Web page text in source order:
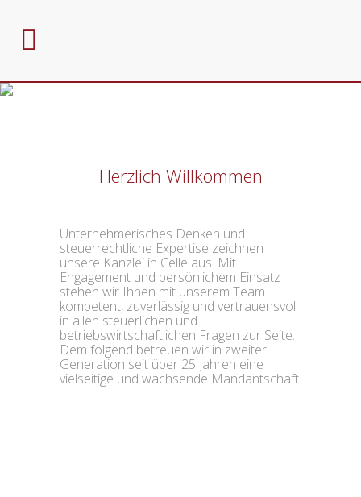
Herzlich Willkommen
Unternehmerisches Denken und
steuerrechtliche Expertise zeichnen
unsere Kanzlei in Celle aus. Mit
Engagement und persönlichem Einsatz
stehen wir Ihnen mit unserem Team
kompetent, zuverlässig und vertrauensvoll
in allen steuerlichen und
betriebswirtschaftlichen Fragen zur Seite.
Dem folgend betreuen wir in zweiter
Generation seit über 25 Jahren eine
vielseitige und wachsende Mandantschaft.